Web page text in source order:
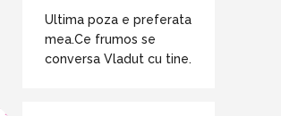
Ultima poza e preferata
mea.Ce frumos se
conversa Vladut cu tine.